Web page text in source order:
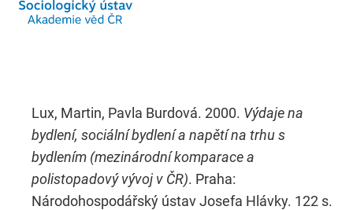
Lux, Martin, Pavla Burdová. 2000. Výdaje na
bydlení, sociální bydlení a napětí na trhu s
bydlením (mezinárodní komparace a
polistopadový vývoj v ČR). Praha:
Národohospodářský ústav Josefa Hlávky. 122 s.